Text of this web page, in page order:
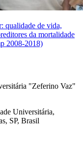
qualidade de vida,
da mortalidade
2008-2018)
"Zeferino Vaz"
Universitária,
SP, Brasil